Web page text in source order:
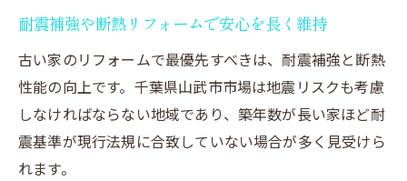
耐震補強や断熱リフォームで安心を長く維持
古い家のリフォームで最優先すべきは、耐震補強と断熱
性能の向上です。千葉県山武市市場は地震リスクも考慮
しなければならない地域であり、築年数が長い家ほど耐
震基準が現行法規に合致していない場合が多く見受けら
れます。